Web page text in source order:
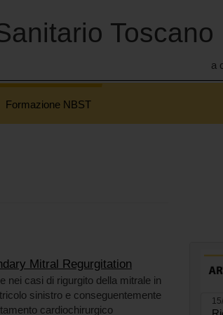
Toscano
a
Formazione NBST
Mitral Regurgitation
nei casi di rigurgito della mitrale in
sinistro e conseguentemente
cardiochirurgico